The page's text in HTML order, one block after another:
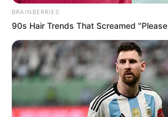
BRAINBERRIES
90s Hair Trends That Screamed